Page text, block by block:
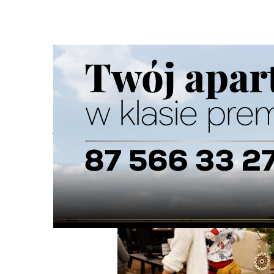
Ścieżka
nawigacyjna
Strona główna
Z ŻYCIA MIASTA 08/12/2025/ 0 Komentarzy
Jubileuszowy Kiermasz Świąteczny